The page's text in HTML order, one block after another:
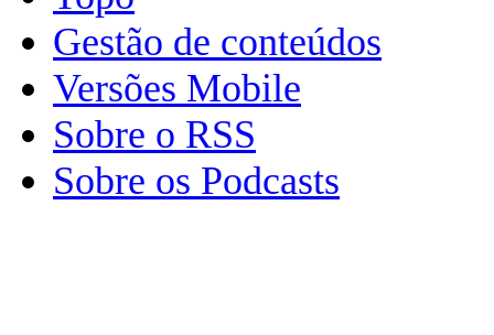
Gestão de conteúdos
Versões Mobile
Sobre o RSS
Sobre os Podcasts